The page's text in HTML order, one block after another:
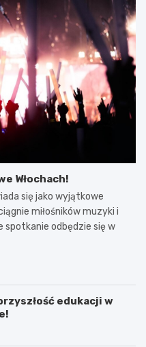
Włochach!
się jako wyjątkowe
miłośników muzyki i
spotkanie odbędzie się w
edukacji w